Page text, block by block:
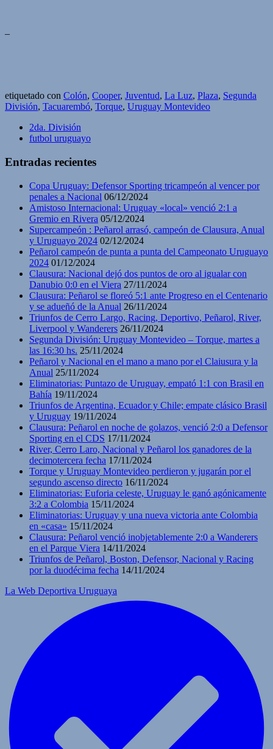
–
etiquetado con Colón, Cooper, Juventud, La Luz, Plaza, Segunda
División, Tacuarembó, Torque, Uruguay Montevideo
2da. División
futbol uruguayo
Entradas recientes
Copa Uruguay: Defensor Sporting tricampeón al vencer por
penales a Nacional 06/12/2024
Amistoso Internacional: Uruguay «local» venció 2:1 a
Gremio en Rivera 05/12/2024
Supercampeón : Peñarol arrasó, campeón de Clausura, Anual
y Uruguayo 2024 02/12/2024
Peñarol campeón de punta a punta del Campeonato Uruguayo
2024 01/12/2024
Clausura: Nacional dejó dos puntos de oro al igualar con
Danubio 0:0 en el Viera 27/11/2024
Clausura: Peñarol se floreó 5:1 ante Progreso en el Centenario
y se adueñó de la Anual 26/11/2024
Triunfos de Cerro Largo, Racing, Deportivo, Peñarol, River,
Liverpool y Wanderers 26/11/2024
Segunda División: Uruguay Montevideo – Torque, martes a
las 16:30 hs. 25/11/2024
Peñarol y Nacional en el mano a mano por el Claiusura y la
Anual 25/11/2024
Eliminatorias: Puntazo de Uruguay, empató 1:1 con Brasil en
Bahía 19/11/2024
Triunfos de Argentina, Ecuador y Chile; empate clásico Brasil
y Uruguay 19/11/2024
Clausura: Peñarol en noche de golazos, venció 2:0 a Defensor
Sporting en el CDS 17/11/2024
River, Cerro Laro, Nacional y Peñarol los ganadores de la
decimotercera fecha 17/11/2024
Torque y Uruguay Montevideo perdieron y jugarán por el
segundo ascenso directo 16/11/2024
Eliminatorias: Euforia celeste, Uruguay le ganó agónicamente
3:2 a Colombia 15/11/2024
Eliminatorias: Uruguay y una nueva victoria ante Colombia
en «casa» 15/11/2024
Clausura: Peñarol venció inobjetablemente 2:0 a Wanderers
en el Parque Viera 14/11/2024
Triunfos de Peñarol, Boston, Defensor, Nacional y Racing
por la duodécima fecha 14/11/2024
La Web Deportiva Uruguaya